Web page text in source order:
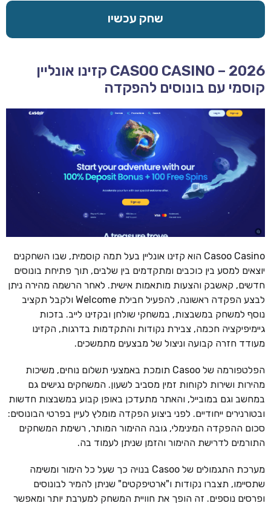
שחק עכשיו
CASOO CASINO – 2026 קזינו אונליין
קוסמי עם בונוסים להפקדה
Casoo Casino הוא קזינו אונליין בעל תמה קוסמית, שבו השחקנים
יוצאים למסע בין כוכבים ומתקדמים בין שלבים, תוך פתיחת בונוסים
חדשים, קאשבק והצעות מותאמות אישית. לאחר הרשמה מהירה ניתן
לבצע הפקדה ראשונה, להפעיל חבילת Welcome ולקבל תקציב
נוסף למשחק במשבצות, במשחקי שולחן ובקזינו לייב. בזכות
גיימיפיקציה חכמה, צבירת נקודות והתקדמות בדרגות, הקזינו
מעודד חזרה קבועה וניצול של מבצעים מתמשכים.
הפלטפורמה של Casoo תומכת באמצעי תשלום נוחים, משיכות
מהירות ושירות לקוחות זמין מסביב לשעון. המשחקים נגישים גם
במחשב וגם במובייל, והאתר מתעדכן באופן קבוע במשבצות חדשות
ובטורנירים ייחודיים. לפני ביצוע הפקדה מומלץ לעיין בפרטי הבונוסים:
סכום ההפקדה המינימלי, גובה ההימור המותר, רשימת המשחקים
התורמים לדרישת ההימור והזמן שניתן לעמוד בה.
מערכת התגמולים של Casoo בנויה כך שעל כל הימור ומשימה
שתסיימו, תצברו נקודות ו"ארטיפקטים" שניתן להמיר לבונוסים
ופרסים נוספים. זה הופך את חוויית המשחק למערבת יותר ומאפשר